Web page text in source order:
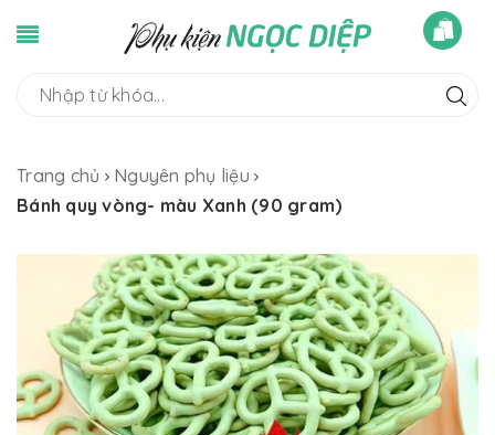
Trang chủ
Nguyên phụ liệu
Bánh quy vòng- màu Xanh (90 gram)